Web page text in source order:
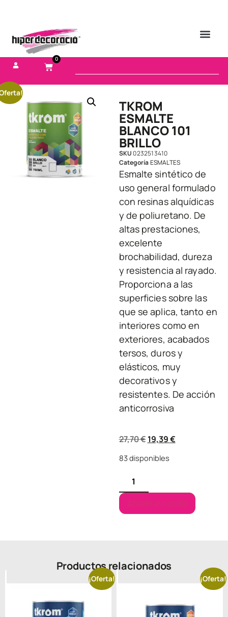
0
TKROM
ESMALTE
BLANCO 101
BRILLO
SKU0232513410
CategoríaESMALTES
Esmalte sintético de
uso general formulado
con resinas alquídicas
y de poliuretano. De
altas prestaciones,
excelente
brochabilidad, dureza
y resistencia al rayado.
Proporciona a las
superficies sobre las
que se aplica, tanto en
interiores como en
exteriores, acabados
tersos, duros y
elásticos, muy
decorativos y
resistentes. De acción
anticorrosiva
27,70€ 19,39€
83 disponibles
Añadir al carrito
Productos relacionados
¡Oferta! ¡Oferta!